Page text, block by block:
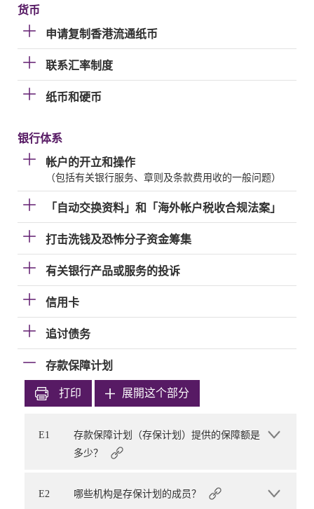
货币
申请复制香港流通纸币
联系汇率制度
纸币和硬币
银行体系
帐户的开立和操作
（包括有关银行服务、章则及条款费用收的一般问题）
「自动交换资料」和「海外帐户税收合规法案」
打击洗钱及恐怖分子资金筹集
有关银行产品或服务的投诉
信用卡
追讨债务
存款保障计划
打印 展開这个部分
E1
存款保障计划（存保计划）提供的保障额是
多少？
E2 哪些机构是存保计划的成员？